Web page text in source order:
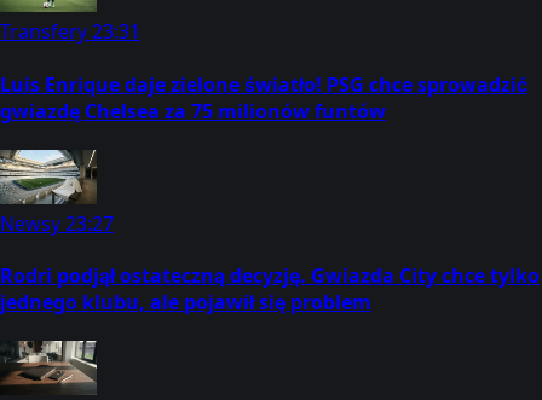
Transfery23:31
Luis Enrique daje zielone światło! PSG chce sprowadzić
gwiazdę Chelsea za 75 milionów funtów
Newsy23:27
Rodri podjął ostateczną decyzję. Gwiazda City chce tylko
jednego klubu, ale pojawił się problem